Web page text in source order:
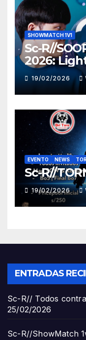
SHOWMATCH 1V1
Sc-R//
2026:
19/02/2026
EVENTO NEWS
Sc-R//
19/02/2026
ENTRADAS
Sc-R// Todos
25/02/2026
Sc-R//ShowMatch